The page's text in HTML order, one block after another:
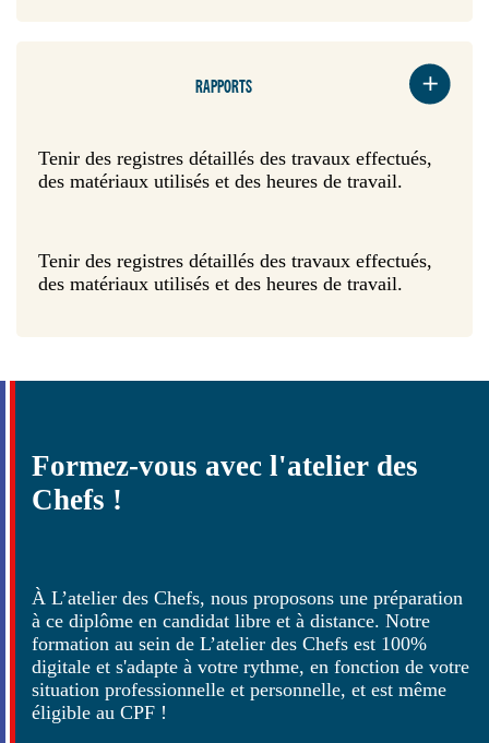
RAPPORTS
Tenir des registres détaillés des travaux effectués,
des matériaux utilisés et des heures de travail.
Tenir des registres détaillés des travaux effectués,
des matériaux utilisés et des heures de travail.
Formez-vous avec l'atelier des
Chefs !
À L’atelier des Chefs, nous proposons une préparation
à ce diplôme en candidat libre et à distance. Notre
formation au sein de L’atelier des Chefs est 100%
digitale et s'adapte à votre rythme, en fonction de votre
situation professionnelle et personnelle, et est même
éligible au CPF !